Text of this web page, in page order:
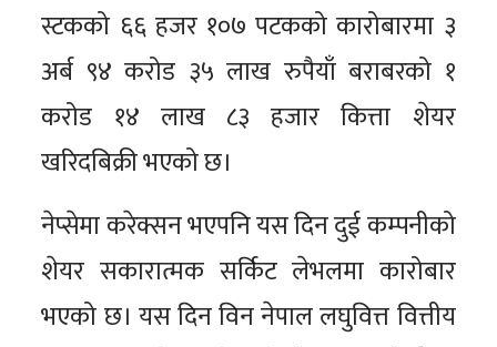
स्टकको ६६ हजर १०७ पटकको कारोबारमा ३
अर्ब ९४ करोड ३५ लाख रुपैयाँ बराबरको १
करोड १४ लाख ८३ हजार कित्ता शेयर
खरिदबिक्री भएको छ।
नेप्सेमा करेक्सन भएपनि यस दिन दुई कम्पनीको
शेयर सकारात्मक सर्किट लेभलमा कारोबार
भएको छ। यस दिन विन नेपाल लघुवित्त वित्तीय